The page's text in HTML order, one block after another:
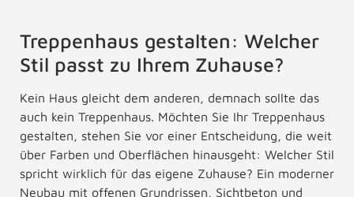
Treppenhaus gestalten: Welcher
Stil passt zu Ihrem Zuhause?
Kein Haus gleicht dem anderen, demnach sollte das
auch kein Treppenhaus. Möchten Sie Ihr Treppenhaus
gestalten, stehen Sie vor einer Entscheidung, die weit
über Farben und Oberflächen hinausgeht: Welcher Stil
spricht wirklich für das eigene Zuhause? Ein moderner
Neubau mit offenen Grundrissen, Sichtbeton und